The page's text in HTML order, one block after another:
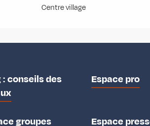
Centre village
: conseils des
Espace pro
groupes Espace